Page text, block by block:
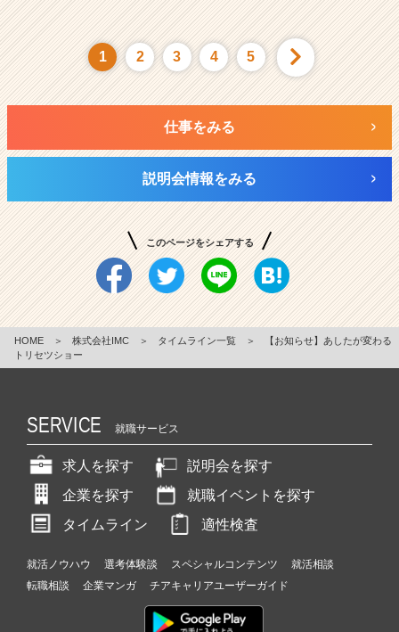
1 2 3 4 5
仕事をみる
説明会情報をみる
このページをシェアする
HOME ＞ 株式会社IMC ＞ タイムライン一覧 ＞
【お知らせ】あしたが変わる
トリセツショー
SERVICE 就職サービス
求人を探す
説明会を探す
企業を探す
就職イベントを探す
タイムライン
適性検査
就活ノウハウ 選考体験談 スペシャルコンテンツ
就活相談
転職相談
企業マンガ チアキャリアユーザーガイド